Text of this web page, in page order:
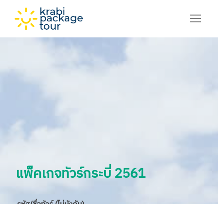
แพ็คเกจทัวร์กระบี่ 2561